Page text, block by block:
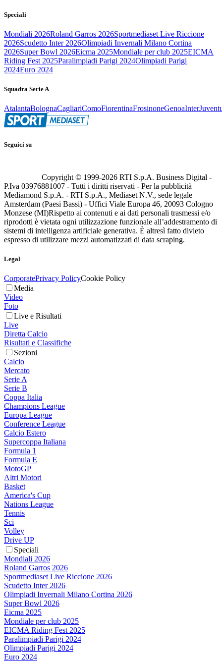
Speciali
Mondiali 2026Roland Garros 2026Sportmediaset Live Riccione
2026Scudetto Inter 2026Olimpiadi Invernali Milano Cortina
2026Super Bowl 2026Eicma 2025Mondiale per club 2025EICMA
Riding Fest 2025Paralimpiadi Parigi 2024Olimpiadi Parigi
2024Euro 2024
Squadra Serie A
AtalantaBolognaCagliariComoFiorentinaFrosinoneGenoaInter
Seguici su
Copyright © 1999-2026 RTI S.p.A. Business Digital -
P.Iva 03976881007 - Tutti i diritti riservati - Per la pubblicità
Mediamond S.p.A. - RTI S.p.A., Mediaset N.V., sede legale
Amsterdam (Paesi Bassi) - Uffici Viale Europa 46, 20093 Cologno
Monzese (MI)Rispetto ai contenuti e ai dati personali trasmessi e/o
riprodotti è vietata ogni utilizzazione funzionale all’addestramento di
sistemi di intelligenza artificiale generativa. È altresì fatto divieto
espresso di utilizzare mezzi automatizzati di data scraping.
Legal
CorporatePrivacy PolicyCookie Policy
Media
Video
Foto
Live e Risultati
Live
Diretta Calcio
Risultati e Classifiche
Sezioni
Calcio
Mercato
Serie A
Serie B
Coppa Italia
Champions League
Europa League
Conference League
Calcio Estero
Supercoppa Italiana
Formula 1
Formula E
MotoGP
Altri Motori
Basket
America's Cup
Nations League
Tennis
Sci
Volley
Drive UP
Speciali
Mondiali 2026
Roland Garros 2026
Sportmediaset Live Riccione 2026
Scudetto Inter 2026
Olimpiadi Invernali Milano Cortina 2026
Super Bowl 2026
Eicma 2025
Mondiale per club 2025
EICMA Riding Fest 2025
Paralimpiadi Parigi 2024
Olimpiadi Parigi 2024
Euro 2024